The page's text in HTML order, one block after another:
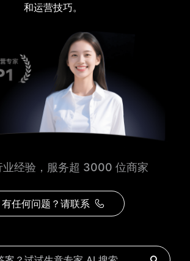
和运营技巧。
业经验，服务超 3000 位商家
有任何问题？请联系